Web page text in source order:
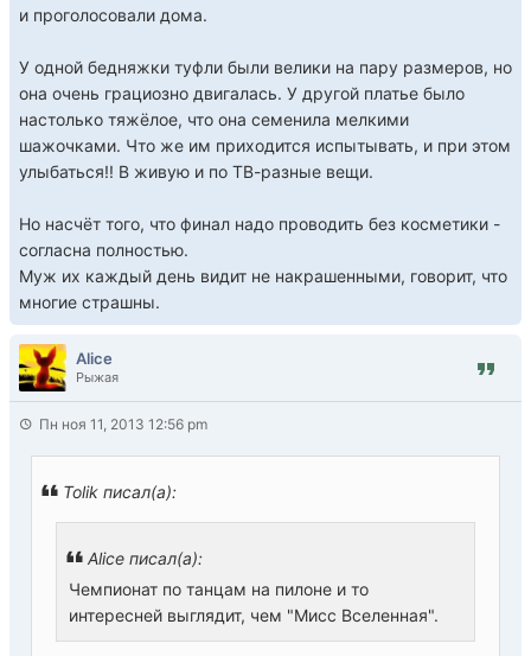
и проголосовали дома.
У одной бедняжки туфли были велики на пару размеров, но
она очень грациозно двигалась. У другой платье было
настолько тяжёлое, что она семенила мелкими
шажочками. Что же им приходится испытывать, и при этом
улыбаться!! В живую и по ТВ-разные вещи.
Но насчёт того, что финал надо проводить без косметики -
согласна полностью.
Муж их каждый день видит не накрашенными, говорит, что
многие страшны.
Alice
Рыжая
Пн ноя 11, 2013 12:56 pm
Tolik писал(а):
Alice писал(а):
Чемпионат по танцам на пилоне и то
интересней выглядит, чем "Мисс Вселенная".